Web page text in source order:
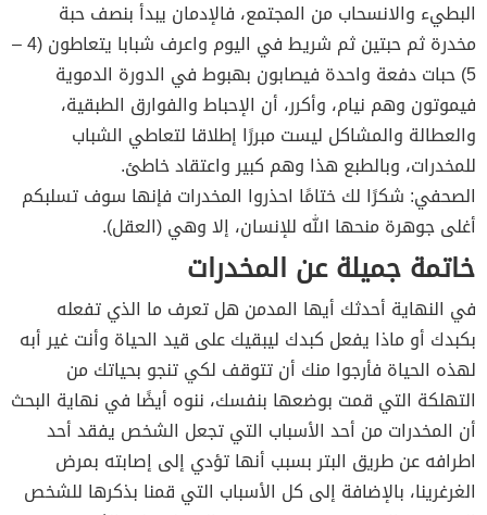
البطيء والانسحاب من المجتمع، فالإدمان يبدأ بنصف حبة
مخدرة ثم حبتين ثم شريط في اليوم واعرف شبابا يتعاطون (4 –
5) حبات دفعة واحدة فيصابون بهبوط في الدورة الدموية
فيموتون وهم نيام، وأكرر، أن الإحباط والفوارق الطبقية،
والعطالة والمشاكل ليست مبررًا إطلاقا لتعاطي الشباب
للمخدرات، وبالطبع هذا وهم كبير واعتقاد خاطئ.
الصحفي: شكرًا لك ختامًا احذروا المخدرات فإنها سوف تسلبكم
أغلى جوهرة منحها الله للإنسان، إلا وهي (العقل).
خاتمة جميلة عن المخدرات
في النهاية أحدثك أيها المدمن هل تعرف ما الذي تفعله
بكبدك أو ماذا يفعل كبدك ليبقيك على قيد الحياة وأنت غير أبه
لهذه الحياة فأرجوا منك أن تتوقف لكي تنجو بحياتك من
التهلكة التي قمت بوضعها بنفسك، ننوه أيضًا في نهاية البحث
أن المخدرات من أحد الأسباب التي تجعل الشخص يفقد أحد
اطرافه عن طريق البتر بسبب أنها تؤدي إلى إصابته بمرض
الغرغرينا، بالإضافة إلى كل الأسباب التي قمنا بذكرها للشخص